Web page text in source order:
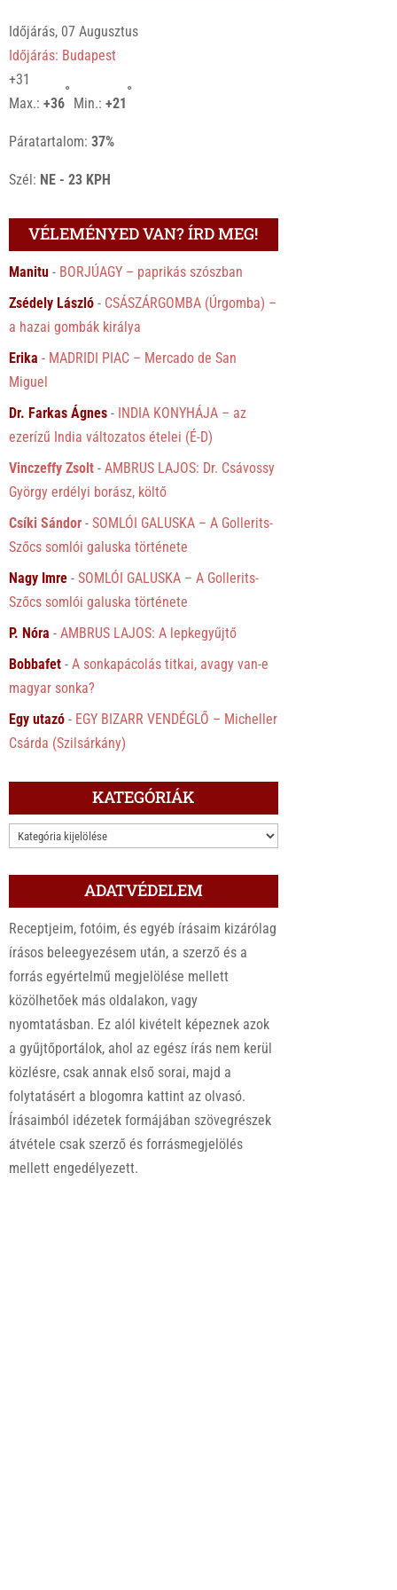
Időjárás, 07 Augusztus
Időjárás: Budapest
+31
Max.:+36
°
Min.:+21
°
Páratartalom:37%
Szél: NE - 23 KPH
VÉLEMÉNYED VAN? ÍRD MEG!
Manitu - BORJÚAGY – paprikás szószban
Zsédely László - CSÁSZÁRGOMBA (Úrgomba) –
a hazai gombák királya
Erika - MADRIDI PIAC – Mercado de San
Miguel
Dr. Farkas Ágnes - INDIA KONYHÁJA – az
ezerízű India változatos ételei (É-D)
Vinczeffy Zsolt -AMBRUS LAJOS: Dr. Csávossy
György erdélyi borász, költő
Csíki Sándor -SOMLÓI GALUSKA – A Gollerits-
Szőcs somlói galuska története
Nagy Imre -SOMLÓI GALUSKA – A Gollerits-
Szőcs somlói galuska története
P. Nóra -AMBRUS LAJOS: A lepkegyűjtő
Bobbafet -A sonkapácolás titkai, avagy van-e
magyar sonka?
Egy utazó - EGY BIZARR VENDÉGLŐ – Micheller
Csárda (Szilsárkány)
KATEGÓRIÁK
KATEGÓRIÁK
ADATVÉDELEM
Receptjeim, fotóim, és egyéb írásaim kizárólag
írásos beleegyezésem után, a szerző és a
forrás egyértelmű megjelölése mellett
közölhetőek más oldalakon, vagy
nyomtatásban. Ez alól kivételt képeznek azok
a gyűjtőportálok, ahol az egész írás nem kerül
közlésre, csak annak első sorai, majd a
folytatásért a blogomra kattint az olvasó.
Írásaimból idézetek formájában szövegrészek
átvétele csak szerző és forrásmegjelölés
mellett engedélyezett.